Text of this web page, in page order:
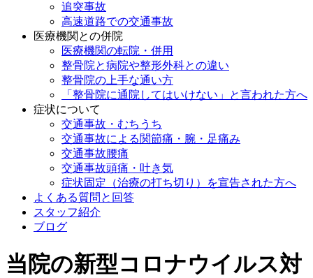
追突事故
高速道路での交通事故
医療機関との併院
医療機関の転院・併用
整骨院と病院や整形外科との違い
整骨院の上手な通い方
「整骨院に通院してはいけない」と言われた方へ
症状について
交通事故・むちうち
交通事故による関節痛・腕・足痛み
交通事故腰痛
交通事故頭痛・吐き気
症状固定（治療の打ち切り）を宣告された方へ
よくある質問と回答
スタッフ紹介
ブログ
当院の新型コロナウイルス対